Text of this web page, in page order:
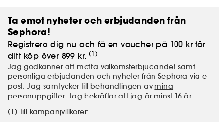
Ta emot nyheter och erbjudanden från
Sephora!
Registrera dig nu och få en voucher på 100 kr för
ditt köp över 899 kr. (1)
Jag godkänner att motta välkomsterbjudandet samt
personliga erbjudanden och nyheter från Sephora via e-
post. Jag samtycker till behandlingen av mina
personuppgifter. Jag bekräftar att jag är minst 16 år.
(1) Till kampanjvillkoren